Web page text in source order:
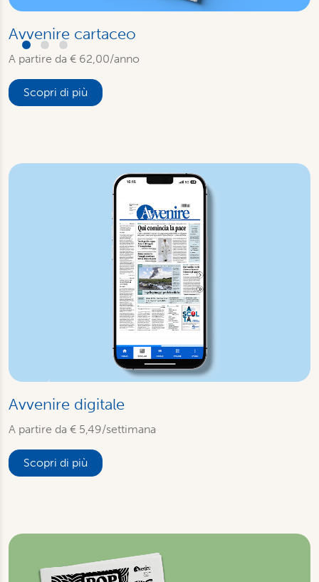
Avvenire cartaceo
A partire da € 62,00/anno
Scopri di più
Avvenire digitale
A partire da € 5,49/settimana
Scopri di più